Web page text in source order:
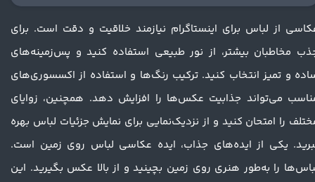
از لباس برای اینستاگرام نیازمند خلاقیت و دقت است. برای
مخاطبان بیشتر، از نور طبیعی استفاده کنید و پس‌زمینه‌های
و تمیز انتخاب کنید. ترکیب رنگ‌ها و استفاده از اکسسوری‌های
می‌تواند جذابیت عکس‌ها را افزایش دهد. همچنین، زوایای
را امتحان کنید و از نزدیک‌نمایی برای نمایش جزئیات لباس بهره
یکی از ایده‌های جذاب، ایده عکاسی لباس روی زمین است.
را به‌طور هنری روی زمین بچینید و از بالا عکس بگیرید. این